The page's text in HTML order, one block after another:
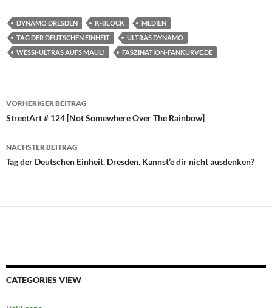
DYNAMO DRESDEN K-BLOCK
MEDIEN
TAG DER DEUTSCHEN EINHEIT
ULTRAS DYNAMO
WESSI-ULTRAS AUFS MAUL!
FASZINATION-FANKURVE.DE
Beitragsnavigation
VORHERIGER BEITRAG
StreetArt # 124 [Not Somewhere Over The Rainbow]
NÄCHSTER BEITRAG
Tag der Deutschen Einheit. Dresden. Kannst’e dir nicht ausdenken?
CATEGORIES VIEW